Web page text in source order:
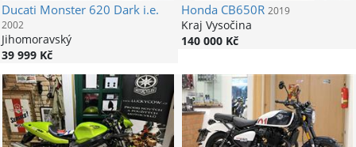
Ducati Monster 620 Dark i.e.
2002
Jihomoravský
39 999 Kč
HondaCB650R 2019
Kraj Vysočina
140 000 Kč